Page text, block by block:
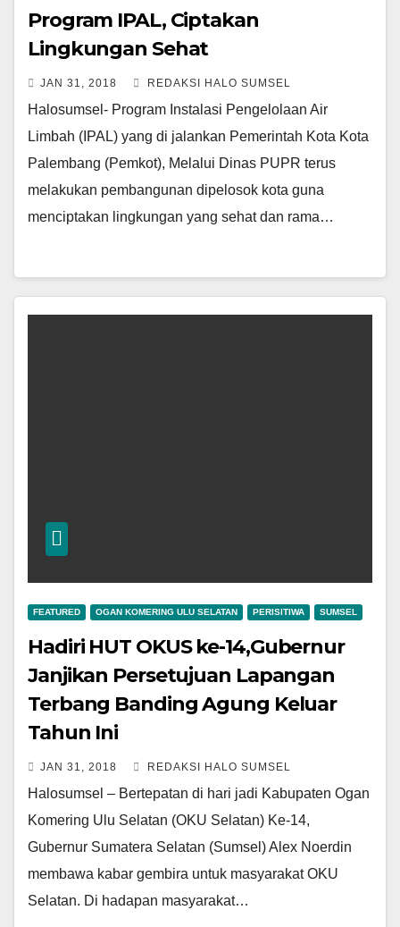
Program IPAL, Ciptakan
Lingkungan Sehat
JAN 31, 2018 REDAKSI HALO SUMSEL
Halosumsel- Program Instalasi Pengelolaan Air
Limbah (IPAL) yang di jalankan Pemerintah Kota Kota
Palembang (Pemkot), Melalui Dinas PUPR terus
melakukan pembangunan dipelosok kota guna
menciptakan lingkungan yang sehat dan rama…
FEATURED OGAN KOMERING ULU SELATAN PERISITIWA SUMSEL
Hadiri HUT OKUS ke-14,Gubernur
Janjikan Persetujuan Lapangan
Terbang Banding Agung Keluar
Tahun Ini
JAN 31, 2018 REDAKSI HALO SUMSEL
Halosumsel – Bertepatan di hari jadi Kabupaten Ogan
Komering Ulu Selatan (OKU Selatan) Ke-14,
Gubernur Sumatera Selatan (Sumsel) Alex Noerdin
membawa kabar gembira untuk masyarakat OKU
Selatan. Di hadapan masyarakat…